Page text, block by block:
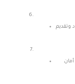
وتقديم